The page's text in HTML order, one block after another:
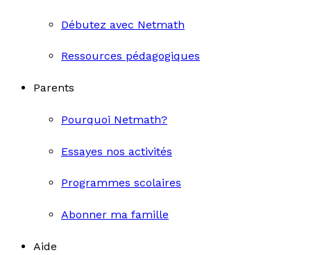
Débutez avec Netmath
Ressources pédagogiques
Parents
Pourquoi Netmath?
Essayes nos activités
Programmes scolaires
Abonner ma famille
Aide